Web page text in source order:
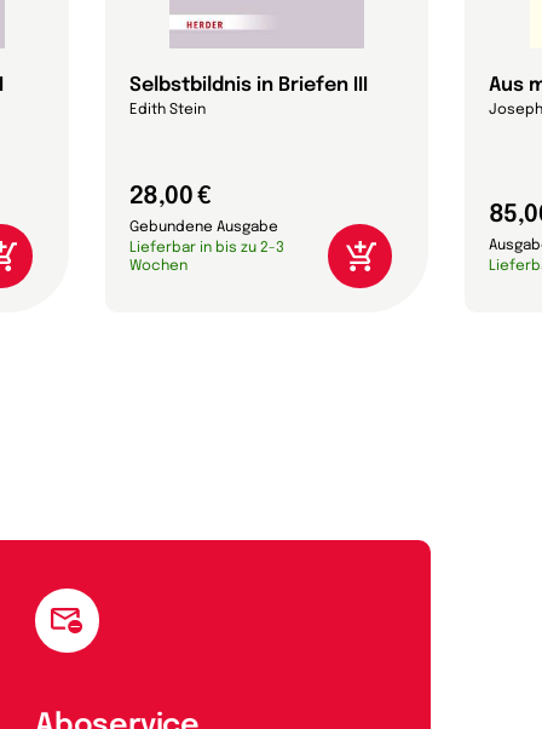
Selbstbildnis in Briefen III
Edith Stein
28,00 €
Gebundene Ausgabe
Lieferbar in bis zu 2-3
Wochen
Aus